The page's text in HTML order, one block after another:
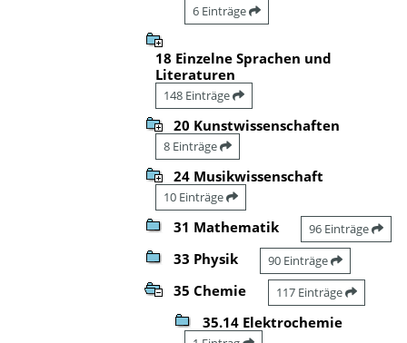
6 Einträge
18 Einzelne Sprachen und
Literaturen
148 Einträge
20 Kunstwissenschaften
8 Einträge
24 Musikwissenschaft
10 Einträge
31 Mathematik 96 Einträge
33 Physik 90 Einträge
35 Chemie 117 Einträge
35.14 Elektrochemie